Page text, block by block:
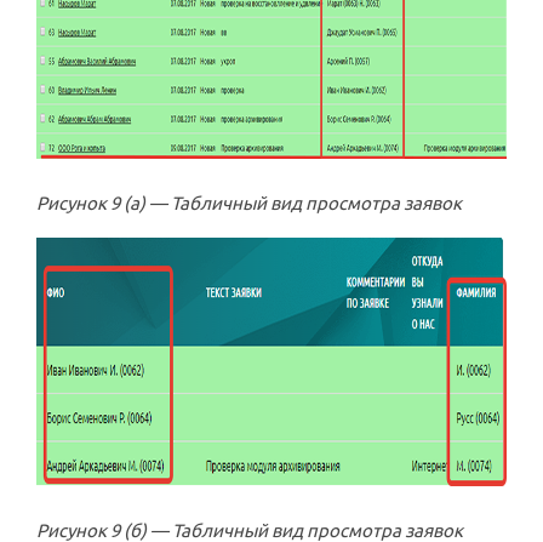
Рисунок 9 (а) — Табличный вид просмотра заявок
Рисунок 9 (б) — Табличный вид просмотра заявок